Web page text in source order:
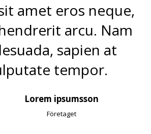
amet eros neque,
arcu. Nam
sapien at
tempor.
Lorem ipsumsson
Företaget